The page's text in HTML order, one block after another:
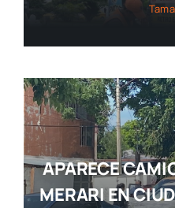
APARECE
MERARI EN